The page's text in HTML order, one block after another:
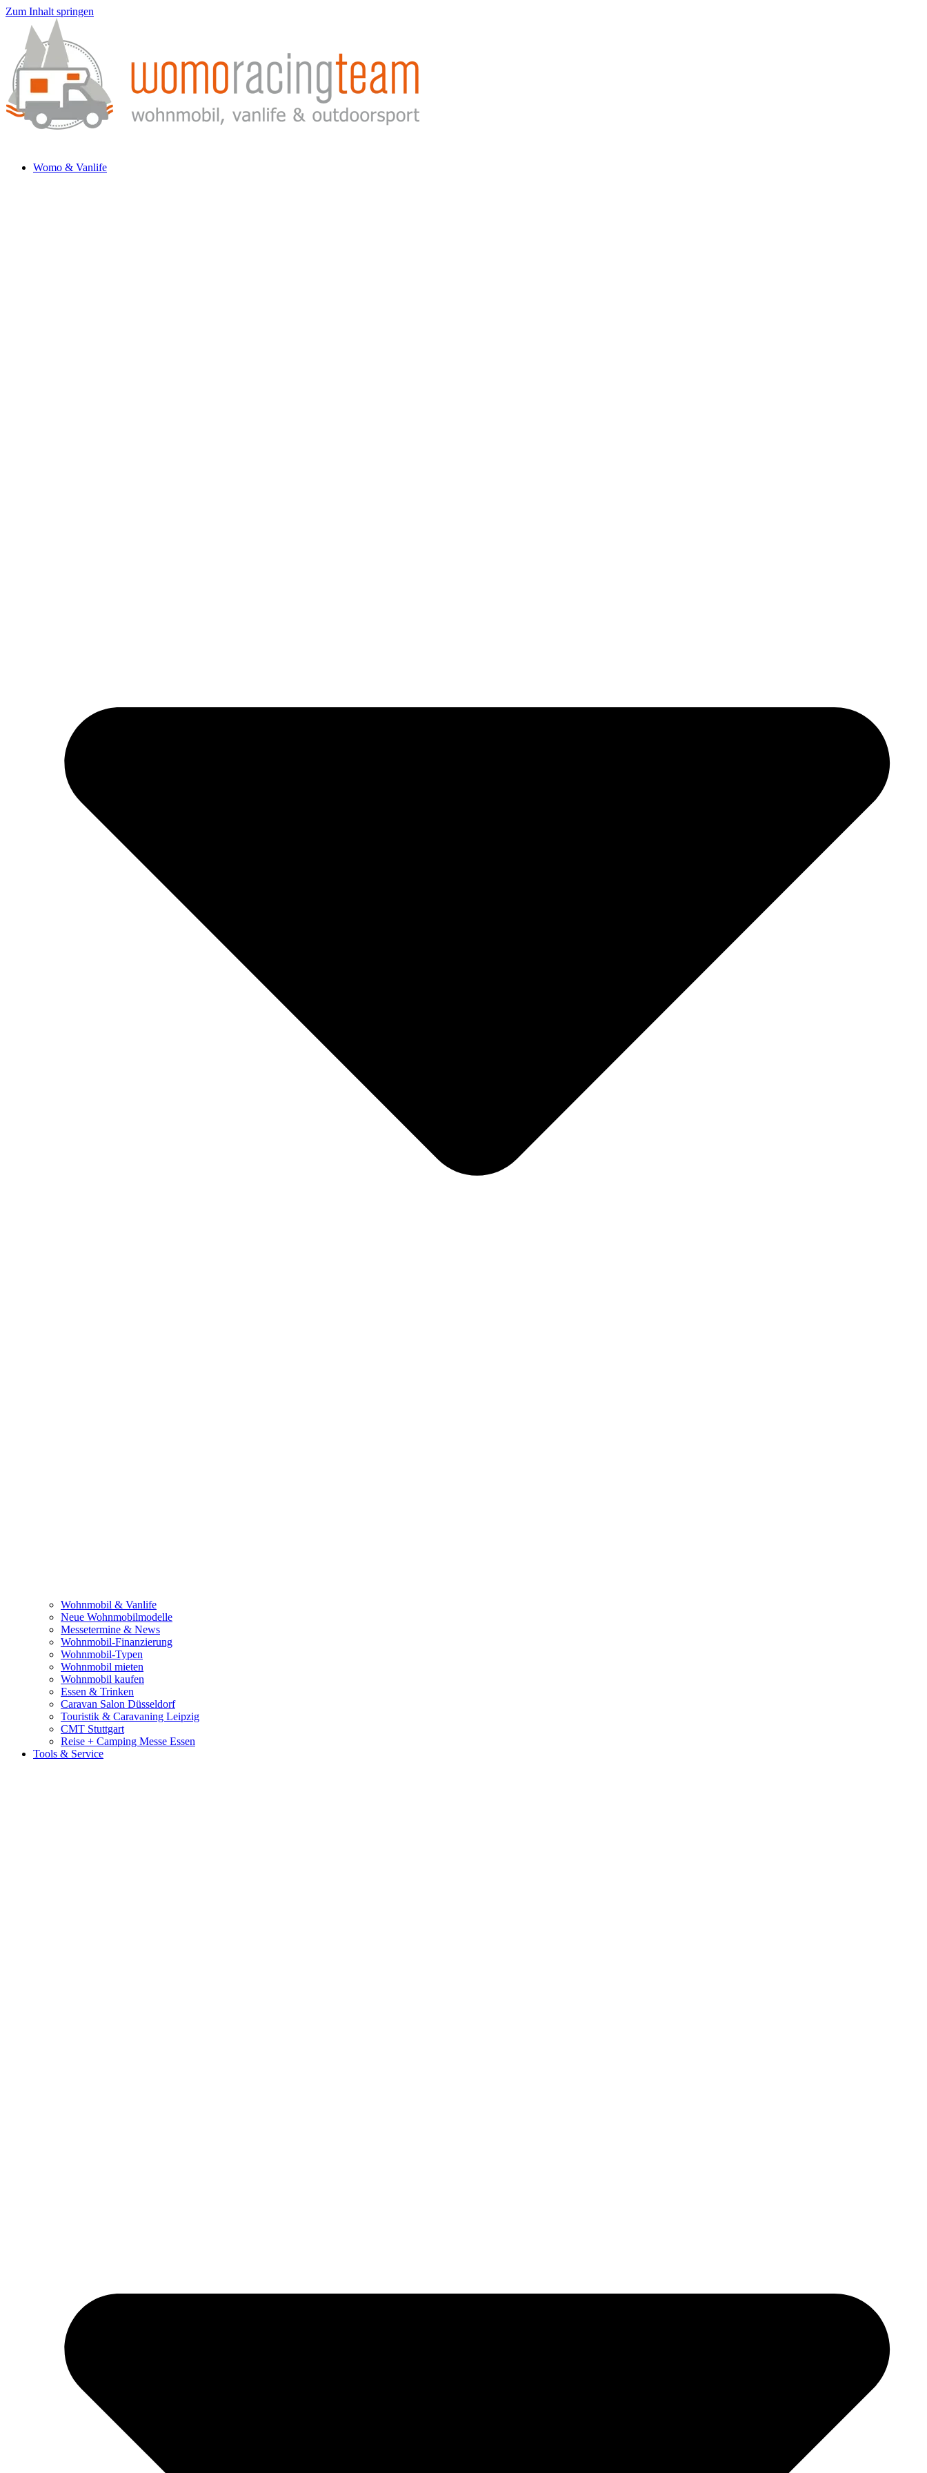
Zum Inhalt springen
Womo & Vanlife
Wohnmobil & Vanlife
Neue Wohnmobilmodelle
Messetermine & News
Wohnmobil-Finanzierung
Wohnmobil-Typen
Wohnmobil mieten
Wohnmobil kaufen
Essen & Trinken
Caravan Salon Düsseldorf
Touristik & Caravaning Leipzig
CMT Stuttgart
Reise + Camping Messe Essen
Tools & Service